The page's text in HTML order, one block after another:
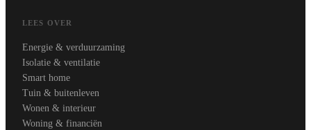
LEES OVER
Energie & verduurzaming
Isolatie & ventilatie
Smart home
Tuin & buitenleven
Wonen & interieur
Woning & financiën